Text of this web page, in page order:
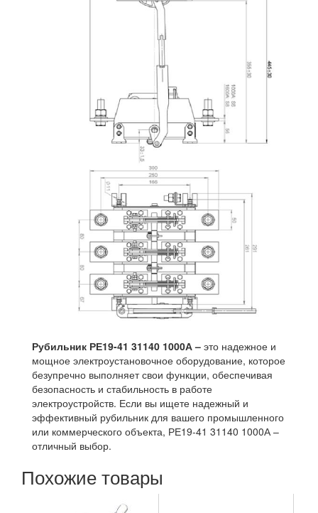
Рубильник РЕ19-41 31140 1000А – это надежное и
мощное электроустановочное оборудование, которое
безупречно выполняет свои функции, обеспечивая
безопасность и стабильность в работе
электроустройств. Если вы ищете надежный и
эффективный рубильник для вашего промышленного
или коммерческого объекта, РЕ19-41 31140 1000А –
отличный выбор.
Похожие товары